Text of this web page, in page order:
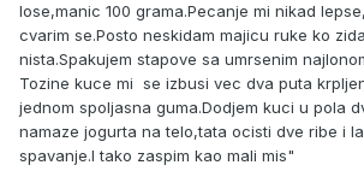
lose,manic 100 grama.Pecanje mi nikad
cvarim se.Posto neskidam majicu ruke ko
nista.Spakujem stapove sa umrsenim
Tozine kuce mi se izbusi vec dva puta
jednom spoljasna guma.Dodjem kuci u pola
namaze jogurta na telo,tata ocisti dve ribe i
spavanje.I tako zaspim kao mali mis"